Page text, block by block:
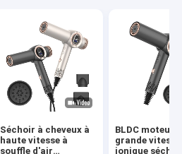
Séchoir à cheveux à
haute vitesse à
souffle d'air
BLDC moteur à
grande
ionique